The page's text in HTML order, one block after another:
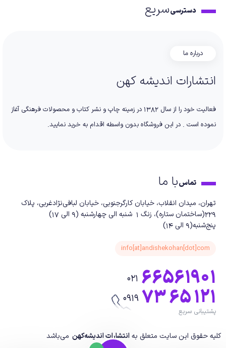
دسترسیسریع
درباره ما
انتشارات اندیشه کهن
فعالیت خود را از سال 1382 در زمینه چاپ و نشر کتاب و محصولات فرهنگی آغاز
نموده است . در این فروشگاه بدون واسطه اقدام به خرید نمایید.
تماسبا ما
تهران، میدان انقلاب، خیابان کارگرجنوبی، خیابان لبافی‌نژادغربی، پلاک
229(ساختمان ستاره)، زنگ 1 شنبه الی چهارشنبه (9 الی 17)
پنج‌شنبه(9 الی 14)
info[at]andishekohan[dot]com
021 66561901
0919 73 65 121
پشتیبانی سریع
کلیه حقوق این سایت متعلق بهانتشارات اندیشه‌کهن می‌باشد